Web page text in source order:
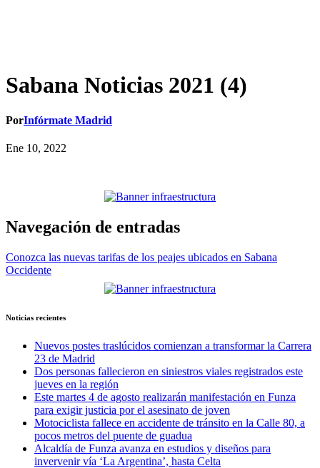
Sabana Noticias 2021 (4)
PorInfórmate Madrid
Ene 10, 2022
Navegación de entradas
Conozca las nuevas tarifas de los peajes ubicados en Sabana
Occidente
Noticias recientes
Nuevos postes traslúcidos comienzan a transformar la Carrera
23 de Madrid
Dos personas fallecieron en siniestros viales registrados este
jueves en la región
Este martes 4 de agosto realizarán manifestación en Funza
para exigir justicia por el asesinato de joven
Motociclista fallece en accidente de tránsito en la Calle 80, a
pocos metros del puente de guadua
Alcaldía de Funza avanza en estudios y diseños para
invervenir vía ‘La Argentina’, hasta Celta